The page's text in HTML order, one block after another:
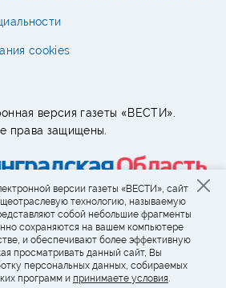
cookies
версия газеты «ВЕСТИ».
права защищены.
версии газеты «ВЕСТИ», сайт
технологию, называемую
собой небольшие фрагменты
сохраняются на вашем компьютере
и обеспечивают более эффективную
просматривать данный сайт, Вы
персональных данных, собираемых
программ и принимаете условия.